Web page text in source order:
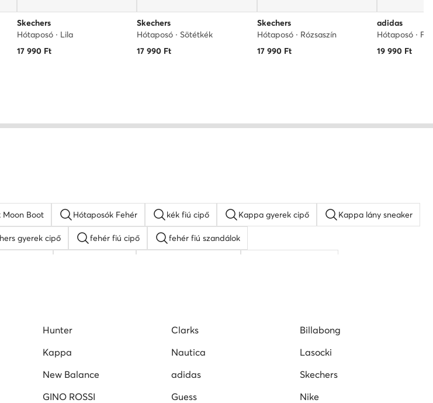
Skechers
Hótaposó · Lila
17 990Ft
Skechers
Hótaposó · Sötétkék
17 990 Ft
Skechers
Hótaposó · Rózsaszín
17 990Ft
adidas
Hótaposó ·
19 990Ft
Moon Boot Hótaposók Fehér kék fiú cipő Kappa gyerek cipő Kappa lány sneaker
gyerek cipő fehér fiú cipő fehér fiú szandálok
Hunter Clarks
Billabong
Kappa Nautica
Lasocki
New Balance adidas
Skechers
GINO ROSSI Guess Nike